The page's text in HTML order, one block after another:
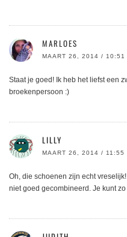
MARLOES
MAART 26, 2014 / 10:51
Staat je goed! Ik heb het liefst een
broekenpersoon :)
LILLY
MAART 26, 2014 / 11:55
Oh, die schoenen zijn echt
niet goed gecombineerd. Je kunt